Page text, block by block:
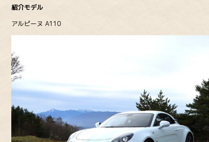
紹介モデル
アルピーヌ A110